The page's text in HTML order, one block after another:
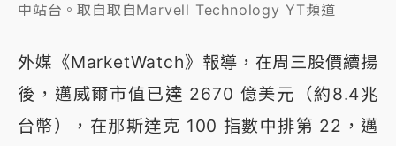
中站台。取自取自Marvell Technology YT頻道
外媒《MarketWatch》報導，在周三股價續揚
後，邁威爾市值已達 2670 億美元（約8.4兆
台幣），在那斯達克 100 指數中排第 22，邁